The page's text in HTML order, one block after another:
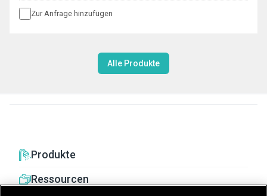
Zur Anfrage hinzufügen
Alle Produkte
Produkte
Ressourcen